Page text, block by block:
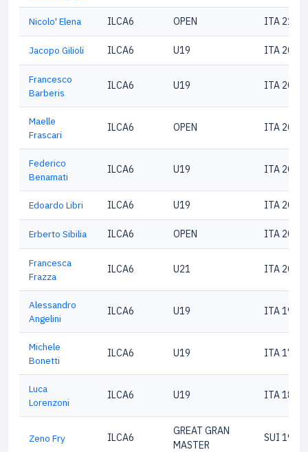
Nicolo' Elena ILCA6 OPEN ITA
Jacopo Gilioli ILCA6 U19 ITA
Francesco
Barberis
ILCA6 U19 ITA
Maelle
Frascari
ILCA6 OPEN ITA
Federico
Benamati
ILCA6 U19 ITA
Edoardo Libri ILCA6 U19 ITA
Erberto Sibilia ILCA6 OPEN ITA
Francesca
Frazza
ILCA6 U21 ITA
Alessandro
Angelini
ILCA6 U19 ITA
Michele
Bonetti
ILCA6 U19 ITA
Luca
Lorenzoni
ILCA6 U19 ITA
Zeno Fry ILCA6
GREAT GRAN
MASTER
SUI